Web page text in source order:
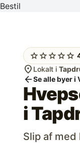
Bestil
starstarstarstarstar
location_on Lokalt i
arrow_backSe alle byer i
i
Slip af